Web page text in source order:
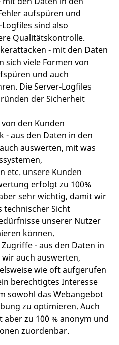
aufspüren und
sind also
Qualitätskontrolle.
- mit den Daten
sich viele Formen von
und auch
Die Server-Logfiles
der Sicherheit
den Kunden
- aus den Daten in den
auswerten, mit was
etc. unsere Kunden
erfolgt zu 100%
sehr wichtig, damit wir
technischer Sicht
unserer Nutzer
können.
- aus den Daten in
auch auswerten,
wie oft aufgerufen
berechtigtes Interesse
sowohl das Webangebot
zu optimieren. Auch
zu 100 % anonym und
zuordenbar.